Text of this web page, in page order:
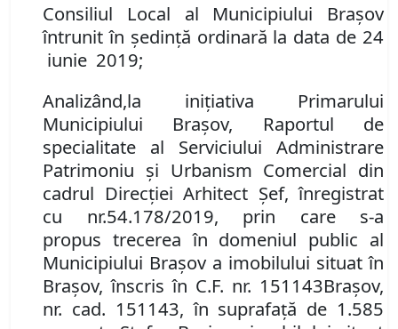
Consiliul Local al Municipiului Brașov
întrunit în ședință ordinară la data de 24
iunie 2019;
Analizând,la inițiativa Primarului
Municipiului Brașov, Raportul de
specialitate al Serviciului Administrare
Patrimoniu şi Urbanism Comercial din
cadrul Direcţiei Arhitect Şef, înregistrat
cu nr.54.178/2019, prin care s-a
propus trecerea în domeniul public al
Municipiului Braşov a imobilului situat în
Braşov, înscris în C.F. nr. 151143Brașov,
nr. cad. 151143, în suprafață de 1.585